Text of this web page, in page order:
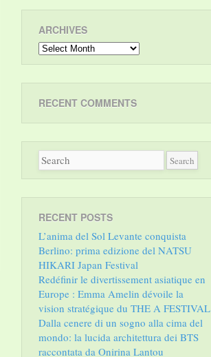
ARCHIVES
Archives
RECENT COMMENTS
RECENT POSTS
L’anima del Sol Levante conquista
Berlino: prima edizione del NATSU
HIKARI Japan Festival
Redéfinir le divertissement asiatique en
Europe : Emma Amelin dévoile la
vision stratégique du THE A FESTIVAL
Dalla cenere di un sogno alla cima del
mondo: la lucida architettura dei BTS
raccontata da Onirina Lantou